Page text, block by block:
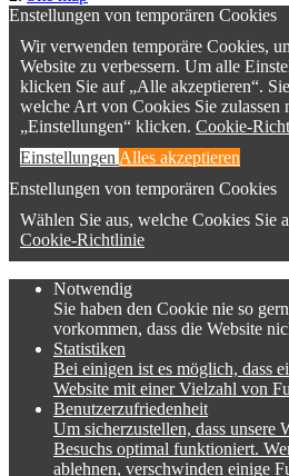
Enstellungen von temporären Cookies
Wir verwenden temporäre Cookies,
Website zu verbessern. Um alle
klicken Sie auf „Alle akzeptieren“.
welche Art von Cookies Sie zulassen
„Einstellungen“ klicken. Cookie-
Einstellungen Alles akzeptieren
Enstellungen von temporären Cookies
Wählen Sie aus, welche Cookies Sie
Cookie-Richtlinie
Notwendig
Sie haben den Cookie nie so
vorkommen, dass die Website
Statistiken
Bei einigen ist es möglich, dass
Website mit einer Vielzahl von
Benutzerzufriedenheit
Um sicherzustellen, dass unsere
Besuchs optimal funktioniert.
ablehnen, verschwinden einige